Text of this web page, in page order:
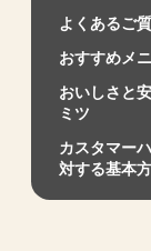
よくあるご
おすすめメ
おいしさと
ミツ
カスタマー
対する基本